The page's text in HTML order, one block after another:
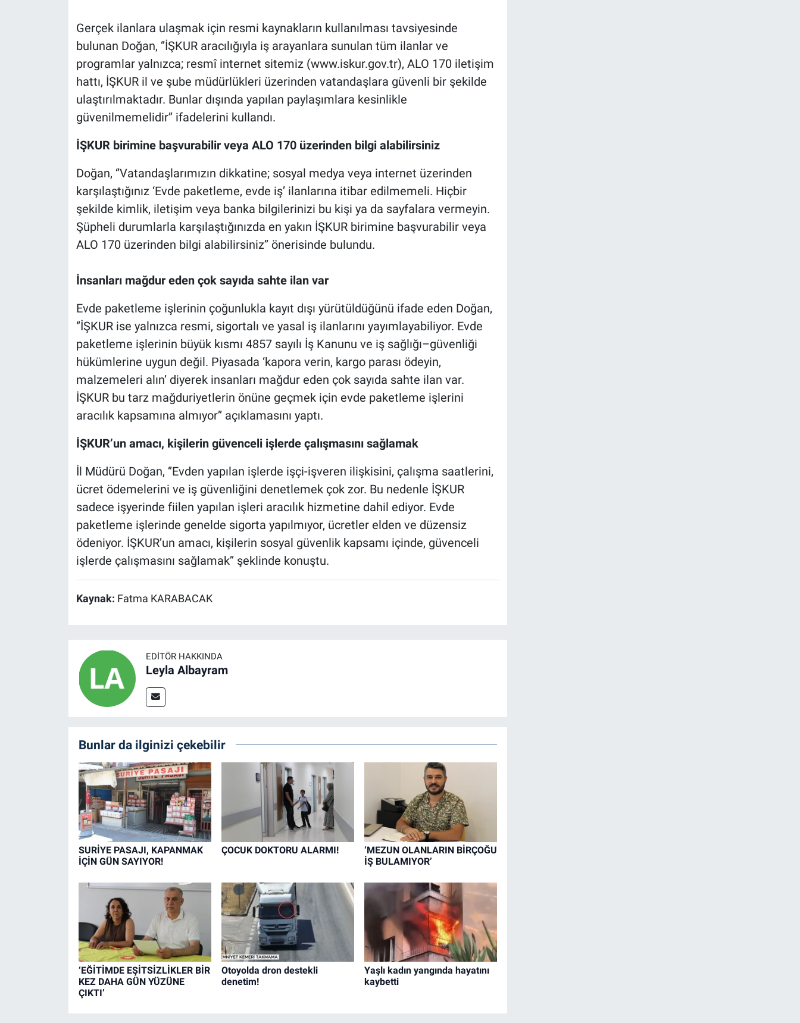
Gerçek ilanlara ulaşmak için resmi kaynakların kullanılması tavsiyesinde
bulunan Doğan, ‘’İŞKUR aracılığıyla iş arayanlara sunulan tüm ilanlar ve
programlar yalnızca; resmî internet sitemiz (www.iskur.gov.tr), ALO 170 iletişim
hattı, İŞKUR il ve şube müdürlükleri üzerinden vatandaşlara güvenli bir şekilde
ulaştırılmaktadır. Bunlar dışında yapılan paylaşımlara kesinlikle
güvenilmemelidir’’ ifadelerini kullandı.
İŞKUR birimine başvurabilir veya ALO 170 üzerinden bilgi alabilirsiniz
Doğan, ‘’Vatandaşlarımızın dikkatine; sosyal medya veya internet üzerinden
karşılaştığınız ‘Evde paketleme, evde iş’ ilanlarına itibar edilmemeli. Hiçbir
şekilde kimlik, iletişim veya banka bilgilerinizi bu kişi ya da sayfalara vermeyin.
Şüpheli durumlarla karşılaştığınızda en yakın İŞKUR birimine başvurabilir veya
ALO 170 üzerinden bilgi alabilirsiniz’’ önerisinde bulundu.
İnsanları mağdur eden çok sayıda sahte ilan var
Evde paketleme işlerinin çoğunlukla kayıt dışı yürütüldüğünü ifade eden Doğan,
‘’İŞKUR ise yalnızca resmi, sigortalı ve yasal iş ilanlarını yayımlayabiliyor. Evde
paketleme işlerinin büyük kısmı 4857 sayılı İş Kanunu ve iş sağlığı–güvenliği
hükümlerine uygun değil. Piyasada ‘kapora verin, kargo parası ödeyin,
malzemeleri alın’ diyerek insanları mağdur eden çok sayıda sahte ilan var.
İŞKUR bu tarz mağduriyetlerin önüne geçmek için evde paketleme işlerini
aracılık kapsamına almıyor’’ açıklamasını yaptı.
İŞKUR’un amacı, kişilerin güvenceli işlerde çalışmasını sağlamak
İl Müdürü Doğan, ‘’Evden yapılan işlerde işçi-işveren ilişkisini, çalışma saatlerini,
ücret ödemelerini ve iş güvenliğini denetlemek çok zor. Bu nedenle İŞKUR
sadece işyerinde fiilen yapılan işleri aracılık hizmetine dahil ediyor. Evde
paketleme işlerinde genelde sigorta yapılmıyor, ücretler elden ve düzensiz
ödeniyor. İŞKUR’un amacı, kişilerin sosyal güvenlik kapsamı içinde, güvenceli
işlerde çalışmasını sağlamak’’ şeklinde konuştu.
Kaynak: Fatma KARABACAK
EDITÖR HAKKINDA
Leyla Albayram
Bunlar da ilginizi çekebilir
SURİYE PASAJI, KAPANMAK
İÇİN GÜN SAYIYOR!
ÇOCUK DOKTORU ALARMI!
‘MEZUN OLANLARIN BİRÇOĞU
İŞ BULAMIYOR’
‘EĞİTİMDE EŞİTSİZLİKLER BİR
KEZ DAHA GÜN YÜZÜNE
ÇIKTI’
Otoyolda dron destekli
denetim!
Yaşlı kadın yangında hayatını
kaybetti